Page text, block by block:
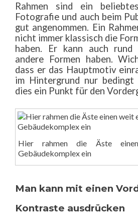
Rahmen sind ein
Fotografie und auch beim
gut angenommen. Ein
nicht immer klassisch die
haben. Er kann auch
andere Formen haben.
dass er das Hauptmotiv
im Hintergrund nur bedingt
dies ein Punkt für den
Hier rahmen die Äste
Gebäudekomplex ein
Man kann mit einen
Kontraste ausdrücken